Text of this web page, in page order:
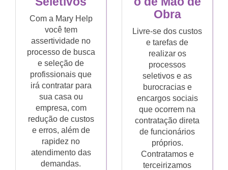
Com a Mary Help
você tem
assertividade no
processo de busca
e seleção de
profissionais que
irá contratar para
sua casa ou
empresa, com
redução de custos
e erros, além de
rapidez no
atendimento das
demandas.
Obra
Livre-se dos custos
e tarefas de
realizar os
processos
seletivos e as
burocracias e
encargos sociais
que ocorrem na
contratação direta
de funcionários
próprios.
Contratamos e
terceirizamos